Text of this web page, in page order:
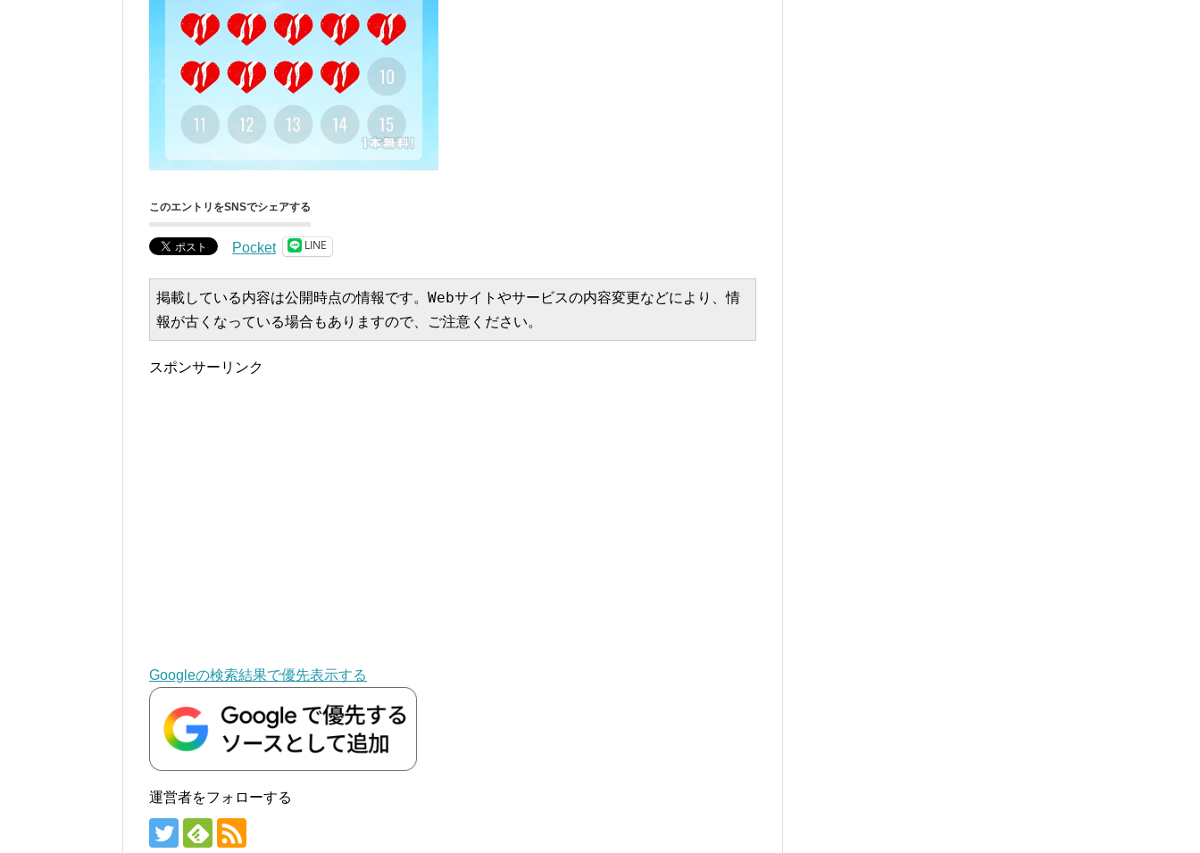
このエントリをSNSでシェアする
Pocket LINE
掲載している内容は公開時点の情報です。Webサイトやサービスの内容変更などにより、情
報が古くなっている場合もありますので、ご注意ください。
スポンサーリンク
Googleの検索結果で優先表示する
運営者をフォローする